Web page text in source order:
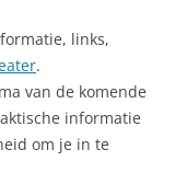
links,
.
van de komende
informatie
om je in te